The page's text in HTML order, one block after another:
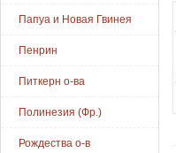
Папуа и Новая Гвинея
Пенрин
Питкерн о-ва
Полинезия (Фр.)
Рождества о-в